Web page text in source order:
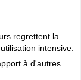
regrettent la
intensive.
à d'autres